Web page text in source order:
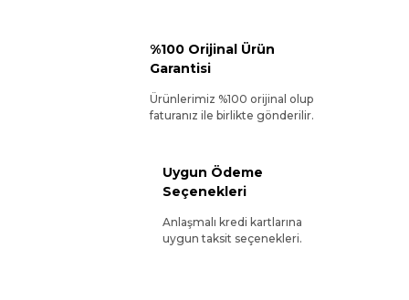
%100 Orijinal Ürün
Garantisi
Ürünlerimiz %100 orijinal olup
faturanız ile birlikte gönderilir.
Uygun Ödeme
Seçenekleri
Anlaşmalı kredi kartlarına
uygun taksit seçenekleri.